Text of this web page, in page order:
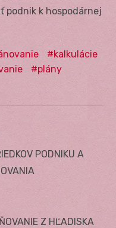
podnik k hospodárnej
kalkulácie
plány
PODNIKU A
Z HĽADISKA